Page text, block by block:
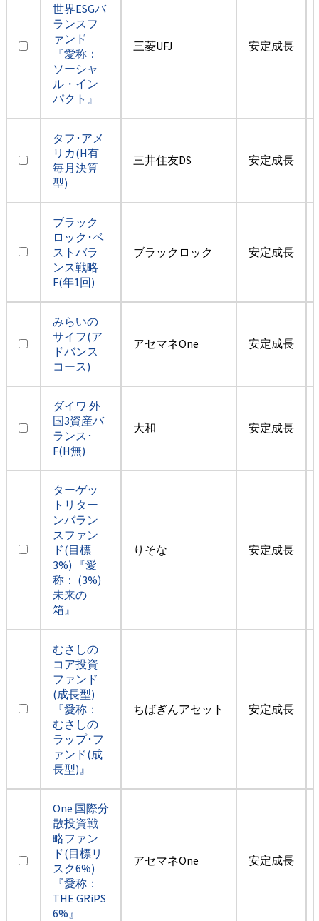
世界ESGバ
ランスフ
ァンド
『愛称：
ソーシャ
ル・イン
パクト』
三菱UFJ 安定成長
タフ･アメ
リカ(H有
毎月決算
型)
三井住友DS 安定成長
ブラック
ロック･ベ
ストバラ
ンス戦略
F(年1回)
ブラックロック 安定成長
みらいの
サイフ(ア
ドバンス
コース)
アセマネOne 安定成長
ダイワ 外
国3資産バ
ランス･
F(H無)
大和 安定成長
ターゲッ
トリター
ンバラン
スファン
ド(目標
3%) 『愛
称： (3%)
未来の
箱』
りそな 安定成長
むさしの
コア投資
ファンド
(成長型)
『愛称：
むさしの
ラップ･フ
ァンド(成
長型)』
ちばぎんアセット 安定成長
One 国際分
散投資戦
略ファン
ド(目標リ
スク6%)
『愛称：
THE GRiPS
6%』
アセマネOne 安定成長